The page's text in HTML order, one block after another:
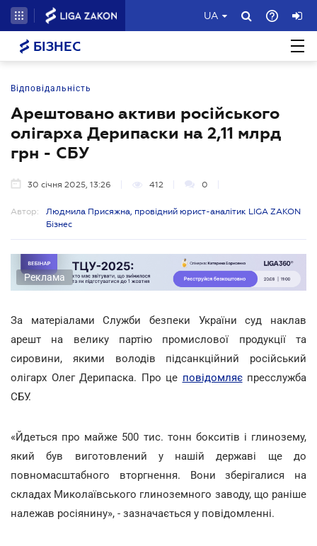
UA
БІЗНЕС
Відповідальність
Арештовано активи російського
олігарха Дерипаски на 2,11 млрд
грн - СБУ
30 січня 2025, 13:26 412 0
Автор:
Людмила Присяжна, провідний юрист-аналітик LIGA ZAKON
Бізнес
Реклама
За матеріалами Служби безпеки України суд наклав
арешт на велику партію промислової продукції та
сировини, якими володів підсанкційний російський
олігарх Олег Дерипаска. Про це повідомляєпресслужба
СБУ.
«Йдеться про майже 500 тис. тонн бокситів і глинозему,
який був виготовлений у нашій державі ще до
повномасштабного вторгнення. Вони зберігалися на
складах Миколаївського глиноземного заводу, що раніше
належав росіянину», - зазначається у повідомленні.